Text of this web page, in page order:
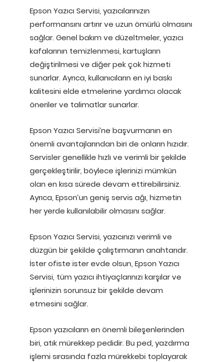
Epson Yazıcı Servisi, yazıcılarınızın
performansını artırır ve uzun ömürlü olmasını
sağlar. Genel bakım ve düzeltmeler, yazıcı
kafalarının temizlenmesi, kartuşların
değiştirilmesi ve diğer pek çok hizmeti
sunarlar. Ayrıca, kullanıcıların en iyi baskı
kalitesini elde etmelerine yardımcı olacak
öneriler ve talimatlar sunarlar.
Epson Yazıcı Servisi’ne başvurmanın en
önemli avantajlarından biri de onların hızıdır.
Servisler genellikle hızlı ve verimli bir şekilde
gerçekleştirilir, böylece işlerinizi mümkün
olan en kısa sürede devam ettirebilirsiniz.
Ayrıca, Epson’un geniş servis ağı, hizmetin
her yerde kullanılabilir olmasını sağlar.
Epson Yazıcı Servisi, yazıcınızı verimli ve
düzgün bir şekilde çalıştırmanın anahtarıdır.
İster ofiste ister evde olsun, Epson Yazıcı
Servisi, tüm yazıcı ihtiyaçlarınızı karşılar ve
işlerinizin sorunsuz bir şekilde devam
etmesini sağlar.
Epson yazıcıların en önemli bileşenlerinden
biri, atık mürekkep pedidir. Bu ped, yazdırma
işlemi sırasında fazla mürekkebi toplayarak